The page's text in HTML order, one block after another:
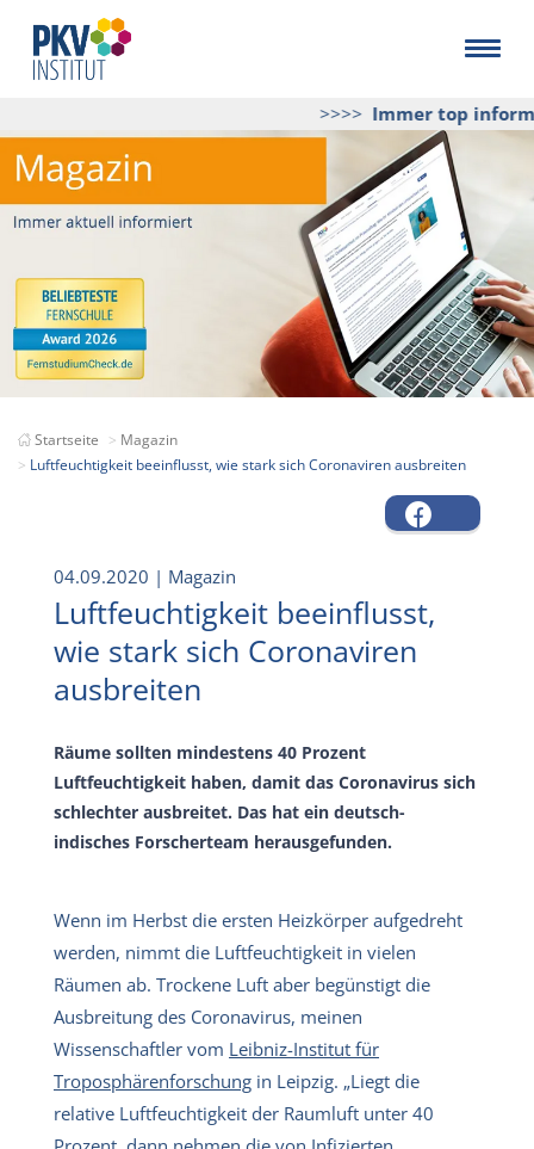
>>>>Immer top
Startseite
Magazin
Luftfeuchtigkeit beeinflusst, wie stark sich Coronaviren ausbreiten
04.09.2020 | Magazin
Luftfeuchtigkeit beeinflusst,
wie stark sich Coronaviren
ausbreiten
Räume sollten mindestens 40 Prozent
Luftfeuchtigkeit haben, damit das Coronavirus sich
schlechter ausbreitet. Das hat ein deutsch-
indisches Forscherteam herausgefunden.
Wenn im Herbst die ersten Heizkörper aufgedreht
werden, nimmt die Luftfeuchtigkeit in vielen
Räumen ab. Trockene Luft aber begünstigt die
Ausbreitung des Coronavirus, meinen
Wissenschaftler vom Leibniz-Institut für
Troposphärenforschung in Leipzig. „Liegt die
relative Luftfeuchtigkeit der Raumluft unter 40